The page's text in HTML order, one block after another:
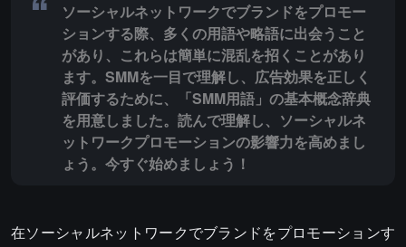
ソーシャルネットワークでブランドをプロモー
ションする際、多くの用語や略語に出会うこと
があり、これらは簡単に混乱を招くことがあり
ます。SMMを一目で理解し、広告効果を正しく
評価するために、「SMM用語」の基本概念辞典
を用意しました。読んで理解し、ソーシャルネ
ットワークプロモーションの影響力を高めまし
ょう。今すぐ始めましょう！
在ソーシャルネットワークでブランドをプロモーションす